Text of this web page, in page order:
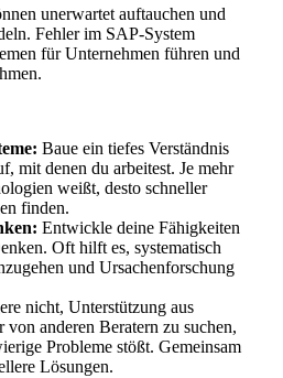
unerwartet auftauchen und
Fehler im SAP-System
für Unternehmen führen und
Baue ein tiefes Verständnis
mit denen du arbeitest. Je mehr
weißt, desto schneller
finden.
Entwickle deine Fähigkeiten
Oft hilft es, systematisch
und Ursachenforschung
nicht, Unterstützung aus
von anderen Beratern zu suchen,
Probleme stößt. Gemeinsam
Lösungen.